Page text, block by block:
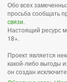
Обо всех
просьба сообщать
связи.
Настоящий ресурс
18+.
Проект является
какой-либо выгоды
он создан